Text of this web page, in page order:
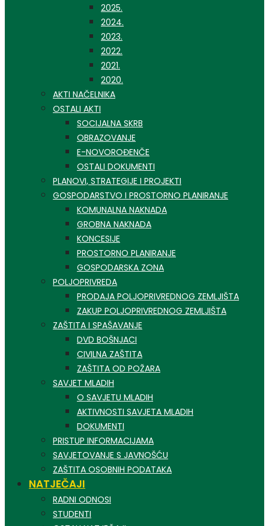
2025.
2024.
2023.
2022.
2021.
2020.
AKTI NAČELNIKA
OSTALI AKTI
SOCIJALNA SKRB
OBRAZOVANJE
E-NOVOROĐENČE
OSTALI DOKUMENTI
PLANOVI, STRATEGIJE I PROJEKTI
GOSPODARSTVO I PROSTORNO PLANIRANJE
KOMUNALNA NAKNADA
GROBNA NAKNADA
KONCESIJE
PROSTORNO PLANIRANJE
GOSPODARSKA ZONA
POLJOPRIVREDA
PRODAJA POLJOPRIVREDNOG ZEMLJIŠTA
ZAKUP POLJOPRIVREDNOG ZEMLJIŠTA
ZAŠTITA I SPAŠAVANJE
DVD BOŠNJACI
CIVILNA ZAŠTITA
ZAŠTITA OD POŽARA
SAVJET MLADIH
O SAVJETU MLADIH
AKTIVNOSTI SAVJETA MLADIH
DOKUMENTI
PRISTUP INFORMACIJAMA
SAVJETOVANJE S JAVNOŠĆU
ZAŠTITA OSOBNIH PODATAKA
NATJEČAJI
RADNI ODNOSI
STUDENTI